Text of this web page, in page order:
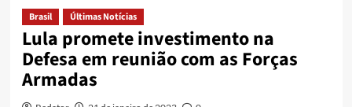
Brasil Últimas Notícias
Lula promete investimento na
Defesa em reunião com as Forças
Armadas